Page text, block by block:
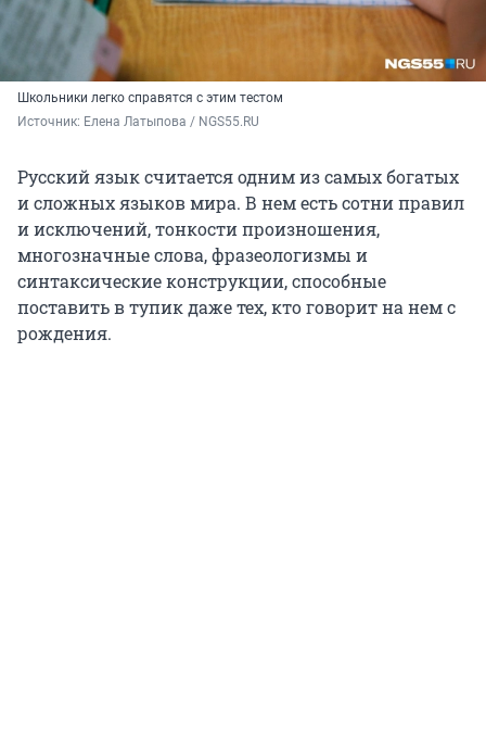
Школьники легко справятся с этим тестом
Источник: Елена Латыпова / NGS55.RU
Русский язык считается одним из самых богатых
и сложных языков мира. В нем есть сотни правил
и исключений, тонкости произношения,
многозначные слова, фразеологизмы и
синтаксические конструкции, способные
поставить в тупик даже тех, кто говорит на нем с
рождения.